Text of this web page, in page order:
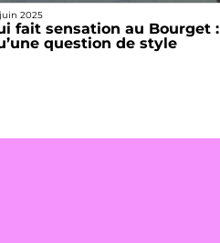
2025
fait sensation au Bourget :
question de style